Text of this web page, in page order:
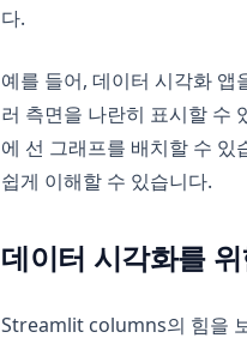
다.
예를 들어, 데이터 시각화
러 측면을 나란히 표시할 수
에 선 그래프를 배치할 수
쉽게 이해할 수 있습니다.
데이터 시각화를
Streamlit columns의 힘을